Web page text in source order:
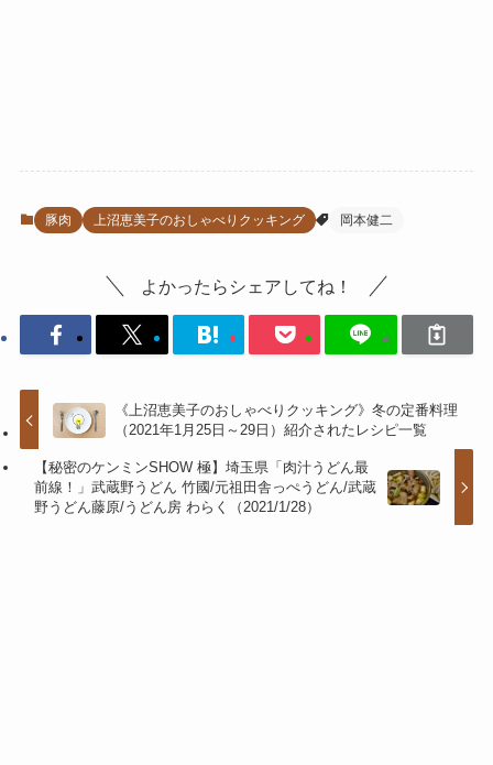
豚肉 上沼恵美子のおしゃべりクッキング 岡本健二
よかったらシェアしてね！
《上沼恵美子のおしゃべりクッキング》冬の定番料理
（2021年1月25日～29日）紹介されたレシピ一覧
【秘密のケンミンSHOW 極】埼玉県「肉汁うどん最
前線！」武蔵野うどん 竹國/元祖田舎っぺうどん/武蔵
野うどん藤原/うどん房 わらく（2021/1/28）